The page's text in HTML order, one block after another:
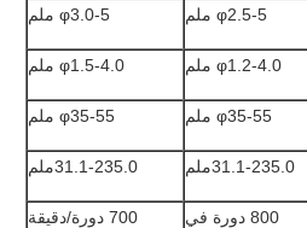
φ2.5-5 ملم φ3.0-5 ملم
φ1.2-4.0 ملم φ1.5-4.0 ملم
φ35-55 ملم φ35-55 ملم
31.1-235.0ملم 31.1-235.0ملم
800 دورة في
700 دورة/دقيقة